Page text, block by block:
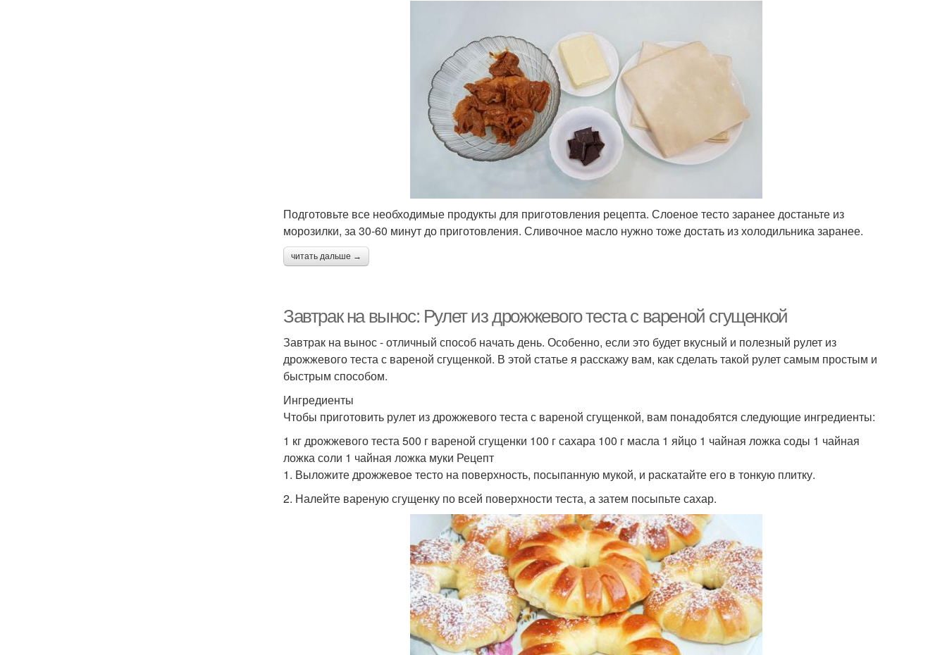
Подготовьте все необходимые продукты для приготовления рецепта. Слоеное тесто заранее достаньте из
морозилки, за 30-60 минут до приготовления. Сливочное масло нужно тоже достать из холодильника заранее.
читать дальше →
Завтрак на вынос: Рулет из дрожжевого теста с вареной сгущенкой
Завтрак на вынос - отличный способ начать день. Особенно, если это будет вкусный и полезный рулет из
дрожжевого теста с вареной сгущенкой. В этой статье я расскажу вам, как сделать такой рулет самым простым и
быстрым способом.
Ингредиенты
Чтобы приготовить рулет из дрожжевого теста с вареной сгущенкой, вам понадобятся следующие ингредиенты:
1 кг дрожжевого теста 500 г вареной сгущенки 100 г сахара 100 г масла 1 яйцо 1 чайная ложка соды 1 чайная
ложка соли 1 чайная ложка муки Рецепт
1. Выложите дрожжевое тесто на поверхность, посыпанную мукой, и раскатайте его в тонкую плитку.
2. Налейте вареную сгущенку по всей поверхности теста, а затем посыпьте сахар.